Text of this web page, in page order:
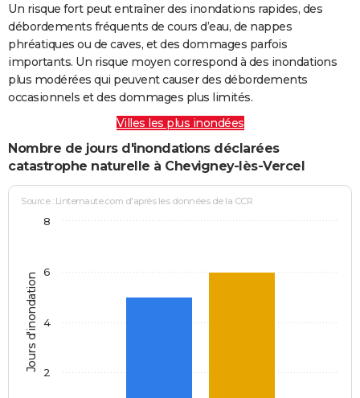
Un risque fort peut entraîner des inondations rapides, des
débordements fréquents de cours d’eau, de nappes
phréatiques ou de caves, et des dommages parfois
importants. Un risque moyen correspond à des inondations
plus modérées qui peuvent causer des débordements
occasionnels et des dommages plus limités.
Villes les plus inondées
Nombre de jours d'inondations déclarées
catastrophe naturelle à Chevigney-lès-Vercel
Jours d'inondation
Source : Linternaute.com d'après les données de la CCR
2
4
6
8